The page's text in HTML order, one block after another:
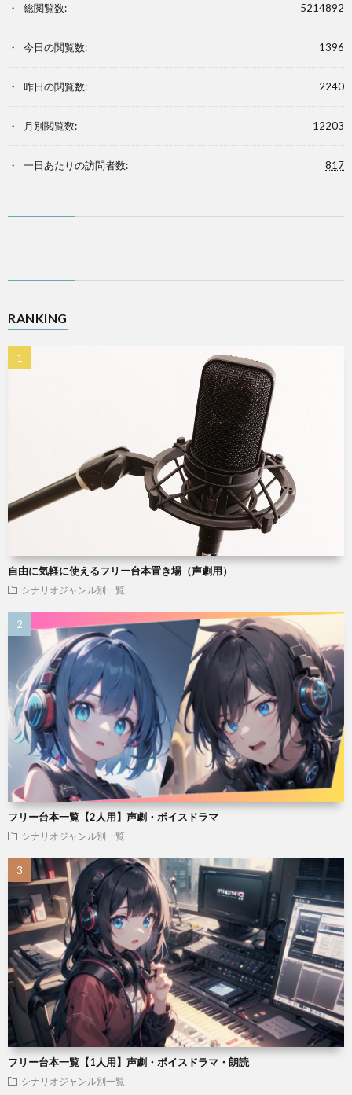
5214892
総閲覧数:
1396
今日の閲覧数:
2240
昨日の閲覧数:
12203
月別閲覧数:
817
一日あたりの訪問者数:
RANKING
自由に気軽に使えるフリー台本置き場（声劇用）
シナリオジャンル別一覧
フリー台本一覧【2人用】声劇・ボイスドラマ
シナリオジャンル別一覧
フリー台本一覧【1人用】声劇・ボイスドラマ・朗読
シナリオジャンル別一覧